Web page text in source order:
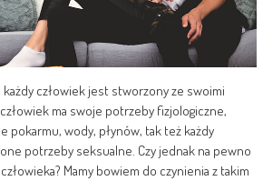
każdy człowiek jest stworzony ze swoimi
ma swoje potrzeby fizjologiczne,
pokarmu, wody, płynów, tak też każdy
potrzeby seksualne. Czy jednak na pewno
Mamy bowiem do czynienia z takim